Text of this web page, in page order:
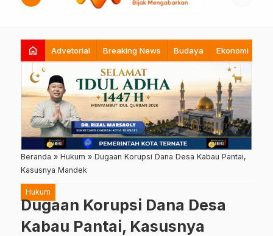
home Advetorial Breaking News Budaya Ekonomi
Beranda » Hukum » Dugaan Korupsi Dana Desa Kabau Pantai,
Kasusnya Mandek
Hukum
Dugaan Korupsi Dana Desa
Kabau Pantai, Kasusnya